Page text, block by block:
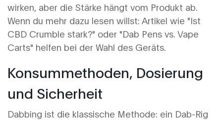
wirken, aber die Stärke hängt vom Produkt ab.
Wenn du mehr dazu lesen willst: Artikel wie "Ist
CBD Crumble stark?" oder "Dab Pens vs. Vape
Carts" helfen bei der Wahl des Geräts.
Konsummethoden, Dosierung
und Sicherheit
Dabbing ist die klassische Methode: ein Dab-Rig